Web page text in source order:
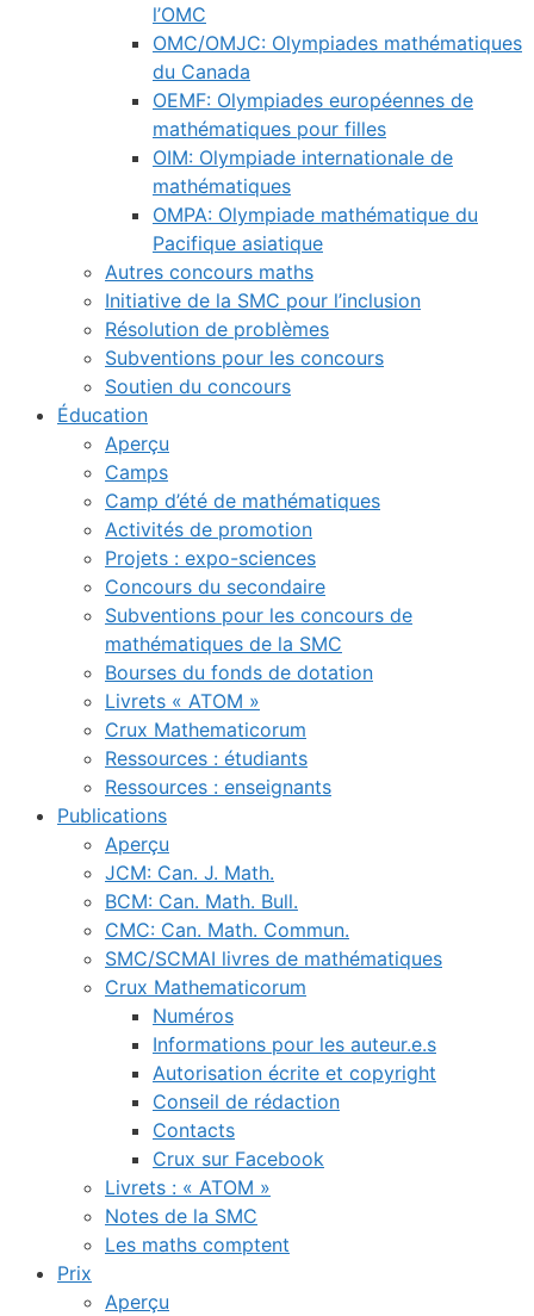
l’OMC
OMC/OMJC: Olympiades mathématiques
du Canada
OEMF: Olympiades européennes de
mathématiques pour filles
OIM: Olympiade internationale de
mathématiques
OMPA: Olympiade mathématique du
Pacifique asiatique
Autres concours maths
Initiative de la SMC pour l’inclusion
Résolution de problèmes
Subventions pour les concours
Soutien du concours
Éducation
Aperçu
Camps
Camp d’été de mathématiques
Activités de promotion
Projets : expo-sciences
Concours du secondaire
Subventions pour les concours de
mathématiques de la SMC
Bourses du fonds de dotation
Livrets « ATOM »
Crux Mathematicorum
Ressources : étudiants
Ressources : enseignants
Publications
Aperçu
JCM: Can. J. Math.
BCM: Can. Math. Bull.
CMC: Can. Math. Commun.
SMC/SCMAI livres de mathématiques
Crux Mathematicorum
Numéros
Informations pour les auteur.e.s
Autorisation écrite et copyright
Conseil de rédaction
Contacts
Crux sur Facebook
Livrets : « ATOM »
Notes de la SMC
Les maths comptent
Prix
Aperçu